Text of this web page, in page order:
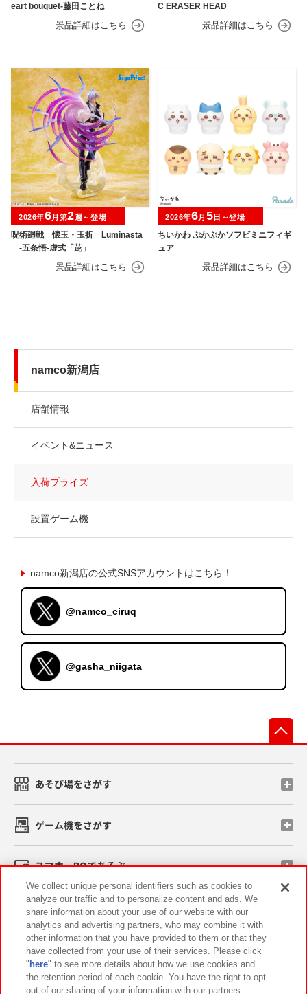
eart bouquet-藤田ことね
C ERASER HEAD
呪術廻戦 懐玉・玉折 Luminasta
‐五条悟‐虚式「茈」
2026年6月第2週～登場
ちいかわ ぷかぷかソフビミニフィギ
ュア
2026年6月 5日～登場
namco新潟店
店舗情報
イベント&ニュース
入荷プライズ
設置ゲーム機
namco新潟店の公式SNSアカウントはこちら！
@namco_ciruq
@gasha_niigata
あそび場をさがす
ゲーム機をさがす
スマホ・PCであそぶ
イベント・キャンペーン
関連会社 サステナビリティ サイトポリシー
We collect unique personal identifiers such as cookies to
analyze our traffic and to personalize content and ads. We
share information about your use of our website with our
analytics and advertising partners, who may combine it with
other information that you have provided to them or that they
have collected from your use of their services. Please click
" here" to see more details about how we use cookies and
the retention period of each cookie. You have the right to opt
out of our sharing of your information with our partners.